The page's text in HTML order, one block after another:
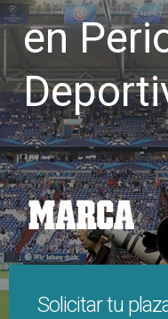
en
Solicitar tu